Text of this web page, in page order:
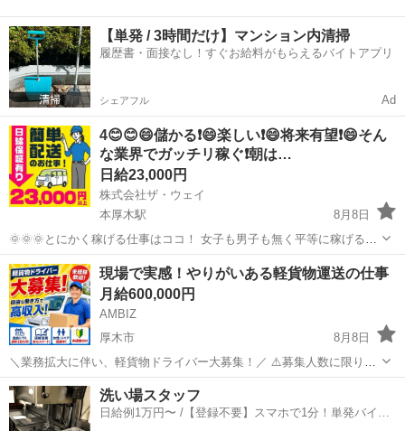
【単発 / 3時間だけ】マンション内清掃
履歴書・面接なし！すぐお給料がもらえるバイトアプリ
シェアフル Ad
4😊😊😄儲かる❗️😄楽しい❗️😄将来有望❗️😄そん
な業界でガッチリ稼ぐ❗️朝は…
日給23,000円
株式会社ザ・ウェイ
本厚木駅
8月8日
🌞🌞🌞とにかく稼げる仕事はココ！ 女子も男子も無く平等に稼げる仕
事がドライバー業です！ これからもっともっと稼げる業種の１つ軽貨
物ドライバー業！ そんなお仕事を完全未経験でも楽々の仕事内容でド
ライバースキル...
神奈川 厚木市 本厚木駅 ドライバー ネットスーパー
現場で実感！やりがいある軽貨物運送の仕事
月給600,000円
AMBIZ
厚木市
8月8日
＼業務拡大に伴い、軽貨物ドライバー大募集！／ ⚠️募集人数に限りが
ございます⚠️ 【勤務地】 神奈川県厚木市中町 -------------------- 【報酬】
月収目安30〜60万円 ※稼働日数や担当コー...
神奈川 厚木市 物流
洗い場スタッフ
日給例1万円〜 /【登録不要】スマホで1分！単発バイト